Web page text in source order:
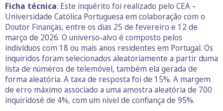
Ficha técnica: Este inquérito foi realizado pelo CEA –
Universidade Católica Portuguesa em colaboração com o
Doutor Finanças, entre os dias 25 de fevereiro e 12 de
março de 2026. O universo-alvo é composto pelos
indivíduos com 18 ou mais anos residentes em Portugal. Os
inquiridos foram selecionados aleatoriamente a partir duma
lista de números de telemóvel, também ela gerada de
forma aleatória. A taxa de resposta foi de 15%. A margem
de erro máximo associado a uma amostra aleatória de 700
inquiridosé de 4%, com um nível de confiança de 95%.